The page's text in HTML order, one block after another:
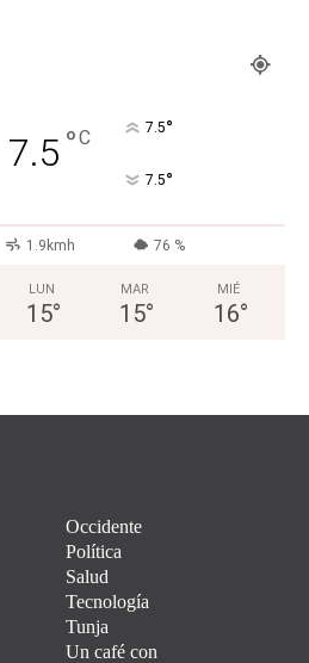
7.5 °C 7.5°
7.5°
1.9kmh 76 %
LUN
15°
MAR
15°
MIÉ
16°
Occidente
Política
Salud
Tecnología
Tunja
Un café con